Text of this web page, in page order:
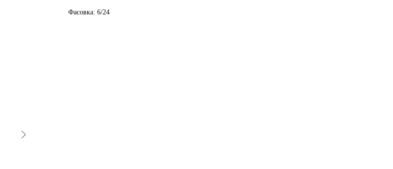
Фасовка: 6/24